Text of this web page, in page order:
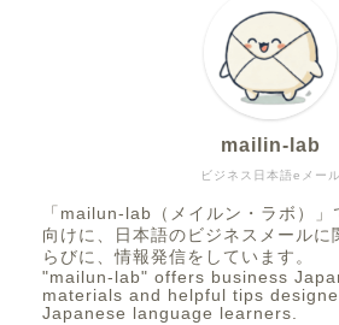
ビジネス日本語eメール
mailin-lab
「mailun-lab（メイルン・ラボ）」
向けに、日本語のビジネスメールに
らびに、情報発信をしています。
"mailun-lab" offers business
materials and helpful tips
Japanese language learners.